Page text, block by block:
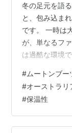
冬の足元を語
と、包み込ま
です。 一時は
が、単なるフ
は過酷な環境
らしいブーツ
ン（羊革）の
景、そしてブ
術、そして街
底的に解説し
#ムートンブー
#オーストラリ
#保温性